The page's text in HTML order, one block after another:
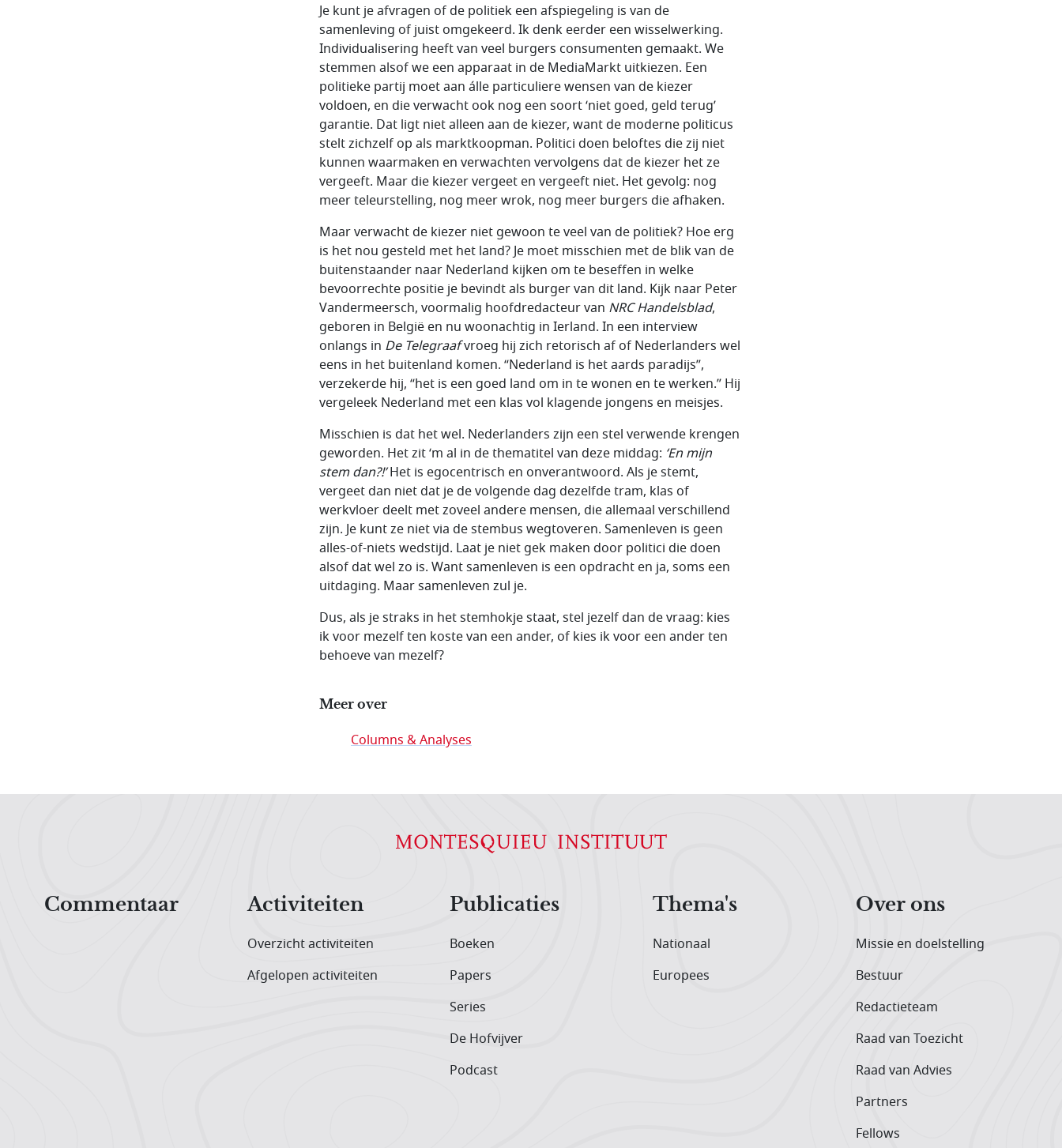
Je kunt je afvragen of de politiek een afspiegeling is van de
samenleving of juist omgekeerd. Ik denk eerder een wisselwerking.
Individualisering heeft van veel burgers consumenten gemaakt. We
stemmen alsof we een apparaat in de MediaMarkt uitkiezen. Een
politieke partij moet aan álle particuliere wensen van de kiezer
voldoen, en die verwacht ook nog een soort ‘niet goed, geld terug’
garantie. Dat ligt niet alleen aan de kiezer, want de moderne politicus
stelt zichzelf op als marktkoopman. Politici doen beloftes die zij niet
kunnen waarmaken en verwachten vervolgens dat de kiezer het ze
vergeeft. Maar die kiezer vergeet en vergeeft niet. Het gevolg: nog
meer teleurstelling, nog meer wrok, nog meer burgers die afhaken.
Maar verwacht de kiezer niet gewoon te veel van de politiek? Hoe erg
is het nou gesteld met het land? Je moet misschien met de blik van de
buitenstaander naar Nederland kijken om te beseffen in welke
bevoorrechte positie je bevindt als burger van dit land. Kijk naar Peter
Vandermeersch, voormalig hoofdredacteur van NRC Handelsblad,
geboren in België en nu woonachtig in Ierland. In een interview
onlangs in De Telegraafvroeg hij zich retorisch af of Nederlanders wel
eens in het buitenland komen. “Nederland is het aards paradijs”,
verzekerde hij, “het is een goed land om in te wonen en te werken.” Hij
vergeleek Nederland met een klas vol klagende jongens en meisjes.
Misschien is dat het wel. Nederlanders zijn een stel verwende krengen
geworden. Het zit ‘m al in de thematitel van deze middag: ‘En mijn
stem dan?!’Het is egocentrisch en onverantwoord. Als je stemt,
vergeet dan niet dat je de volgende dag dezelfde tram, klas of
werkvloer deelt met zoveel andere mensen, die allemaal verschillend
zijn. Je kunt ze niet via de stembus wegtoveren. Samenleven is geen
alles-of-niets wedstijd. Laat je niet gek maken door politici die doen
alsof dat wel zo is. Want samenleven is een opdracht en ja, soms een
uitdaging. Maar samenleven zul je.
Dus, als je straks in het stemhokje staat, stel jezelf dan de vraag: kies
ik voor mezelf ten koste van een ander, of kies ik voor een ander ten
behoeve van mezelf?
Meer over
Columns & Analyses
Commentaar
Activiteiten
Overzicht activiteiten
Afgelopen activiteiten
Publicaties
Boeken
Papers
Series
De Hofvijver
Podcast
Thema's
Nationaal
Europees
Over ons
Missie en doelstelling
Bestuur
Redactieteam
Raad van Toezicht
Raad van Advies
Partners
Fellows